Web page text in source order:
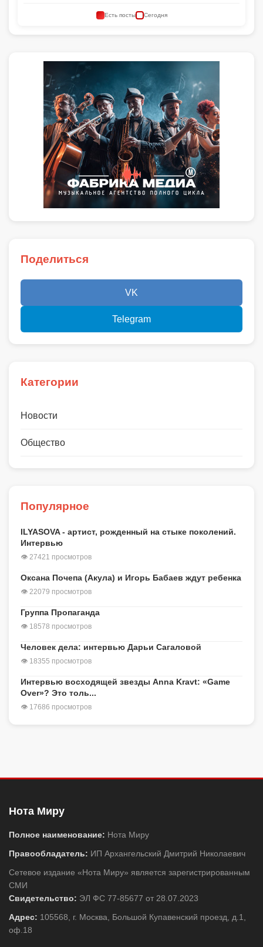
Есть посты Сегодня
Поделиться
VK
Telegram
Категории
Новости
Общество
Популярное
ILYASOVA - артист, рожденный на стыке поколений.
Интервью
👁 27421 просмотров
Оксана Почепа (Акула) и Игорь Бабаев ждут ребенка
👁 22079 просмотров
Группа Пропаганда
👁 18578 просмотров
Человек дела: интервью Дарьи Сагаловой
👁 18355 просмотров
Интервью восходящей звезды Anna Kravt: «Game
Over»? Это толь...
👁 17686 просмотров
Нота Миру
Полное наименование: Нота Миру
Правообладатель: ИП Архангельский Дмитрий Николаевич
Сетевое издание «Нота Миру» является зарегистрированным
СМИ
Свидетельство: ЭЛ ФС 77-85677 от 28.07.2023
Адрес: 105568, г. Москва, Большой Купавенский проезд, д.1,
оф.18